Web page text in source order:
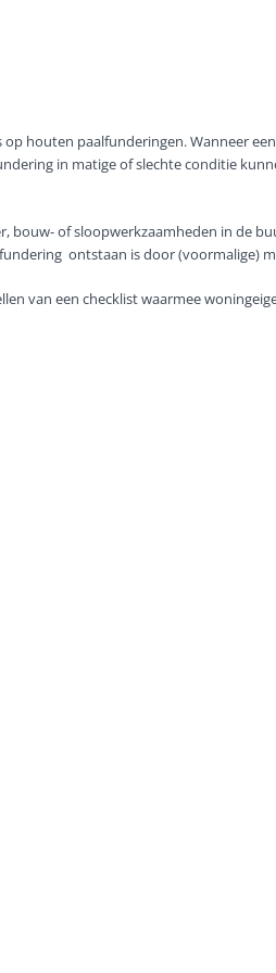
houten paalfunderingen. Wanneer
in matige of slechte conditie
bouw- of sloopwerkzaamheden in de
ontstaan is door (voormalige)
van een checklist waarmee